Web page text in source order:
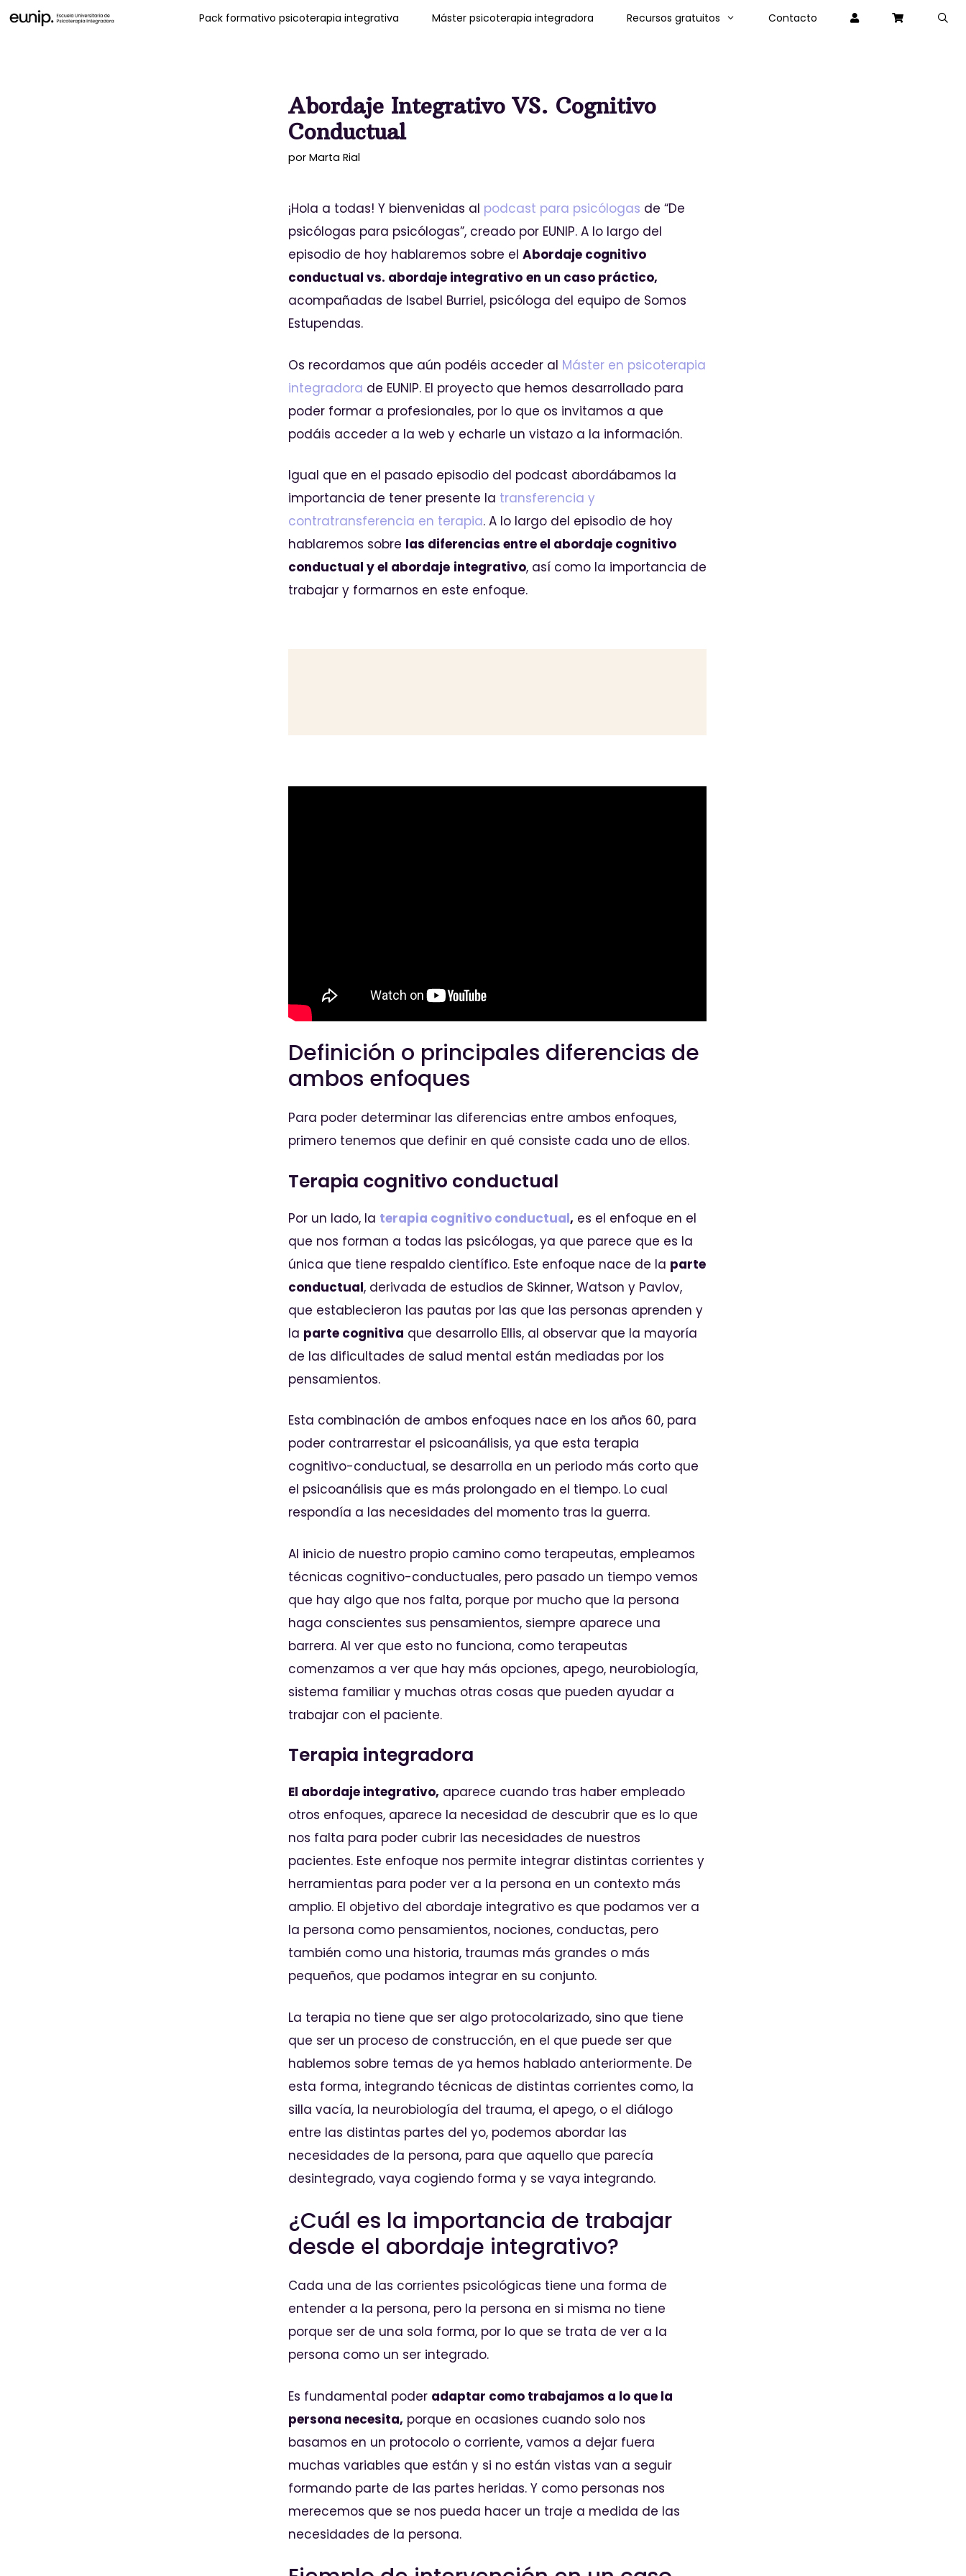
Pack formativo psicoterapia integrativa Máster psicoterapia integradora Recursos gratuitos Contacto
Abordaje Integrativo VS. Cognitivo
Conductual
por Marta Rial
¡Hola a todas! Y bienvenidas al podcast para psicólogas de “De
psicólogas para psicólogas”, creado por EUNIP. A lo largo del
episodio de hoy hablaremos sobre el Abordaje cognitivo
conductual vs. abordaje integrativo en un caso práctico,
acompañadas de Isabel Burriel, psicóloga del equipo de Somos
Estupendas.
Os recordamos que aún podéis acceder al Máster en psicoterapia
integradora de EUNIP. El proyecto que hemos desarrollado para
poder formar a profesionales, por lo que os invitamos a que
podáis acceder a la web y echarle un vistazo a la información.
Igual que en el pasado episodio del podcast abordábamos la
importancia de tener presente la transferencia y
contratransferencia en terapia. A lo largo del episodio de hoy
hablaremos sobre las diferencias entre el abordaje cognitivo
conductual yel abordaje integrativo, así como la importancia de
trabajar y formarnos en este enfoque.
Definición o principales diferencias de
ambos enfoques
Para poder determinar las diferencias entre ambos enfoques,
primero tenemos que definir en qué consiste cada uno de ellos.
Terapia cognitivo conductual
Por un lado, la terapia cognitivo conductual, es el enfoque en el
que nos forman a todas las psicólogas, ya que parece que es la
única que tiene respaldo científico. Este enfoque nace de la parte
conductual, derivada de estudios de Skinner, Watson y Pavlov,
que establecieron las pautas por las que las personas aprenden y
la parte cognitiva que desarrollo Ellis, al observar que la mayoría
de las dificultades de salud mental están mediadas por los
pensamientos.
Esta combinación de ambos enfoques nace en los años 60, para
poder contrarrestar el psicoanálisis, ya que esta terapia
cognitivo-conductual, se desarrolla en un periodo más corto que
el psicoanálisis que es más prolongado en el tiempo. Lo cual
respondía a las necesidades del momento tras la guerra.
Al inicio de nuestro propio camino como terapeutas, empleamos
técnicas cognitivo-conductuales, pero pasado un tiempo vemos
que hay algo que nos falta, porque por mucho que la persona
haga conscientes sus pensamientos, siempre aparece una
barrera. Al ver que esto no funciona, como terapeutas
comenzamos a ver que hay más opciones, apego, neurobiología,
sistema familiar y muchas otras cosas que pueden ayudar a
trabajar con el paciente.
Terapia integradora
El abordaje integrativo, aparece cuando tras haber empleado
otros enfoques, aparece la necesidad de descubrir que es lo que
nos falta para poder cubrir las necesidades de nuestros
pacientes. Este enfoque nos permite integrar distintas corrientes y
herramientas para poder ver a la persona en un contexto más
amplio. El objetivo del abordaje integrativo es que podamos ver a
la persona como pensamientos, nociones, conductas, pero
también como una historia, traumas más grandes o más
pequeños, que podamos integrar en su conjunto.
La terapia no tiene que ser algo protocolarizado, sino que tiene
que ser un proceso de construcción, en el que puede ser que
hablemos sobre temas de ya hemos hablado anteriormente. De
esta forma, integrando técnicas de distintas corrientes como, la
silla vacía, la neurobiología del trauma, el apego, o el diálogo
entre las distintas partes del yo, podemos abordar las
necesidades de la persona, para que aquello que parecía
desintegrado, vaya cogiendo forma y se vaya integrando.
¿Cuál es la importancia de trabajar
desde el abordaje integrativo?
Cada una de las corrientes psicológicas tiene una forma de
entender a la persona, pero la persona en si misma no tiene
porque ser de una sola forma, por lo que se trata de ver a la
persona como un ser integrado.
Es fundamental poder adaptar como trabajamos a lo que la
persona necesita, porque en ocasiones cuando solo nos
basamos en un protocolo o corriente, vamos a dejar fuera
muchas variables que están y si no están vistas van a seguir
formando parte de las partes heridas. Y como personas nos
merecemos que se nos pueda hacer un traje a medida de las
necesidades de la persona.